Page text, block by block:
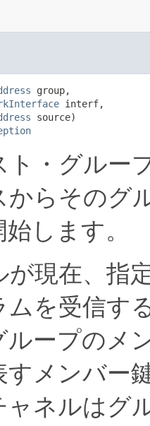
group,
interf,
source)
ト・グルー
からそのグ
します。
が現在、指
ムを受信す
ループのメ
すメンバー
ャネルはグ